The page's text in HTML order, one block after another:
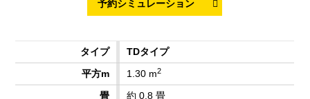
TDタイプ
1.30 m2
約 0.8 畳